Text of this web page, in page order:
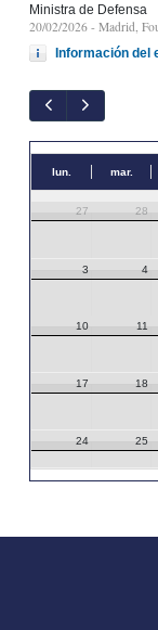
Ministra de Defensa
20/02/2026 - Madrid,
Información del
lun. mar.
27 28
3 4
10 11
17 18
24 25